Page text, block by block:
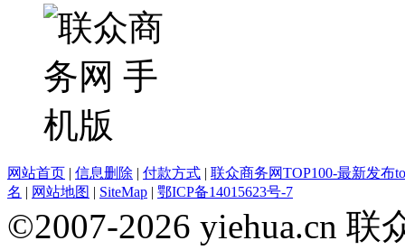
网站首页 | 信息删除 | 付款方式 | 联众商务网TOP100-最新发布
名 | 网站地图 | SiteMap | 鄂ICP备14015623号-7
©2007-2026 yiehua.cn